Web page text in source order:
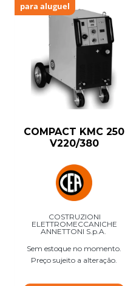
para aluguel
COMPACT KMC 250
V220/380
COSTRUZIONI
ELETTROMECCANICHE
ANNETTONI S.p.A.
Sem estoque no momento.
Preço sujeito a alteração.